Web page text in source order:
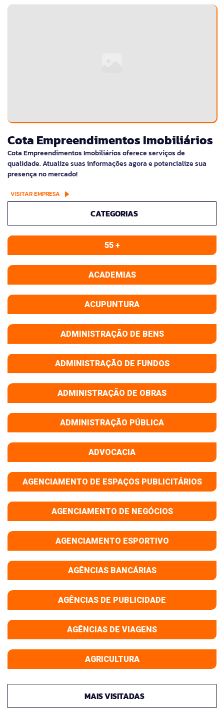
Cota Empreendimentos Imobiliários
Cota Empreendimentos Imobiliários oferece serviços de
qualidade. Atualize suas informações agora e potencialize sua
presença no mercado!
VISITAR EMPRESA
CATEGORIAS
55 +
ACADEMIAS
ACUPUNTURA
ADMINISTRAÇÃO DE BENS
ADMINISTRAÇÃO DE FUNDOS
ADMINISTRAÇÃO DE OBRAS
ADMINISTRAÇÃO PÚBLICA
ADVOCACIA
AGENCIAMENTO DE ESPAÇOS PUBLICITÁRIOS
AGENCIAMENTO DE NEGÓCIOS
AGENCIAMENTO ESPORTIVO
AGÊNCIAS BANCÁRIAS
AGÊNCIAS DE PUBLICIDADE
AGÊNCIAS DE VIAGENS
AGRICULTURA
MAIS VISITADAS